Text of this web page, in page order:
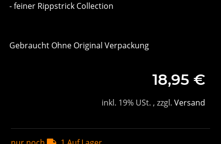
- feiner Rippstrick Collection
Gebraucht Ohne Original Verpackung
18,95 €
inkl. 19% USt. , zzgl. Versand